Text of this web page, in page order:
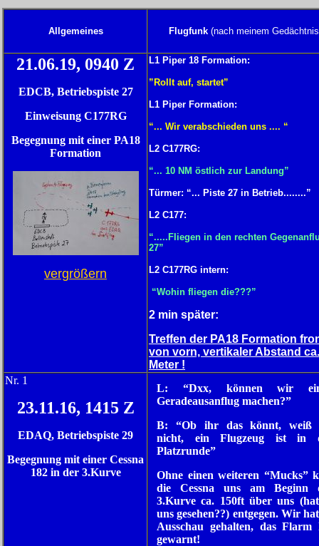
Allgemeines Flugfunk (nach meinem
21.06.19, 0940 Z
EDCB, Betriebspiste 27
Einweisung C177RG
Begegnung mit einer PA18
Formation
vergrößern
L1 Piper 18 Formation:
”Rollt auf, startet”
L1 Piper Formation:
“... Wir verabschieden uns .... “
L2 C177RG:
“... 10 NM östlich zur Landung”
Türmer: “... Piste 27 in Betrieb........”
L2 C177:
“.....Fliegen in den rechten
27”
L2 C177RG intern:
“Wohin fliegen die???”
2 min später:
Treffen der PA18 Formation
von vorn, vertikaler Abstand
Meter !
Nr. 1
23.11.16, 1415 Z
EDAQ, Betriebspiste 29
Begegnung mit einer Cessna
182 in der 3.Kurve
L: “Dxx, können wir
Geradeausanflug machen?”
B: “Ob ihr das könnt, weiß
nicht, ein Flugzeug ist in
Platzrunde”
Ohne einen weiteren “Mucks”
die Cessna uns am Beginn
3.Kurve ca. 150ft über uns
uns gesehen??) entgegen. Wir
Ausschau gehalten, das Flarm
gewarnt!